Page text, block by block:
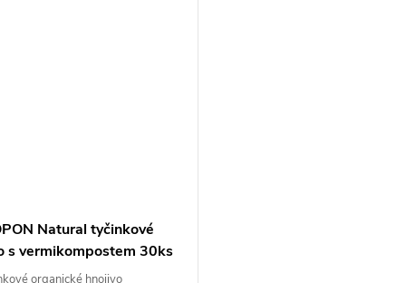
Natural tyčinkové
s vermikompostem 30ks
organické hnojivo